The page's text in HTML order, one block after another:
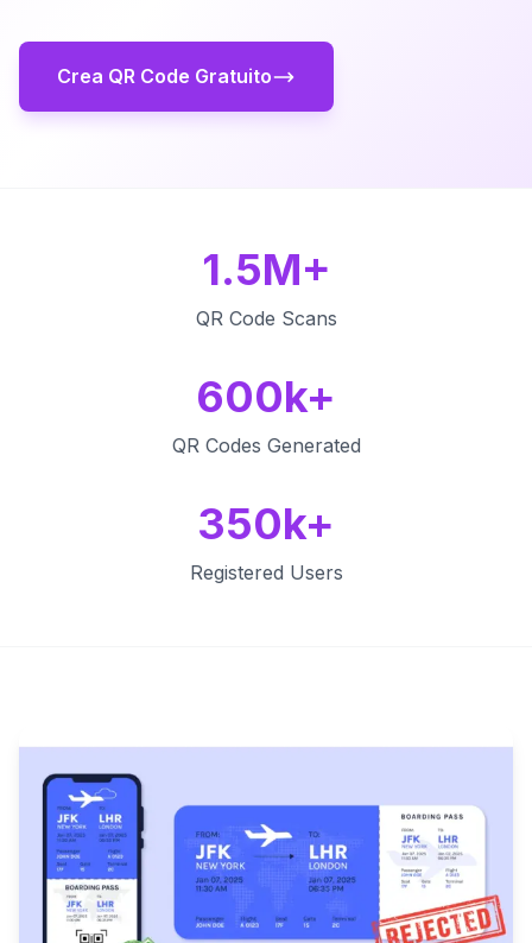
Crea QR Code Gratuito
1.5M+
QR Code Scans
600k+
QR Codes Generated
350k+
Registered Users